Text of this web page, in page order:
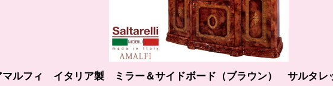
ルフィ イタリア製 ミラー＆サイドボード（ブラウン） サルタレ